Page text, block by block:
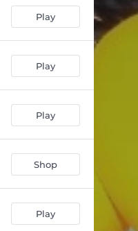
Je crois que j'oserais te dire je t'aime 06:00
03:10
02:32
03:54
02:04
03:07
Play
Play
Play
Shop
Play